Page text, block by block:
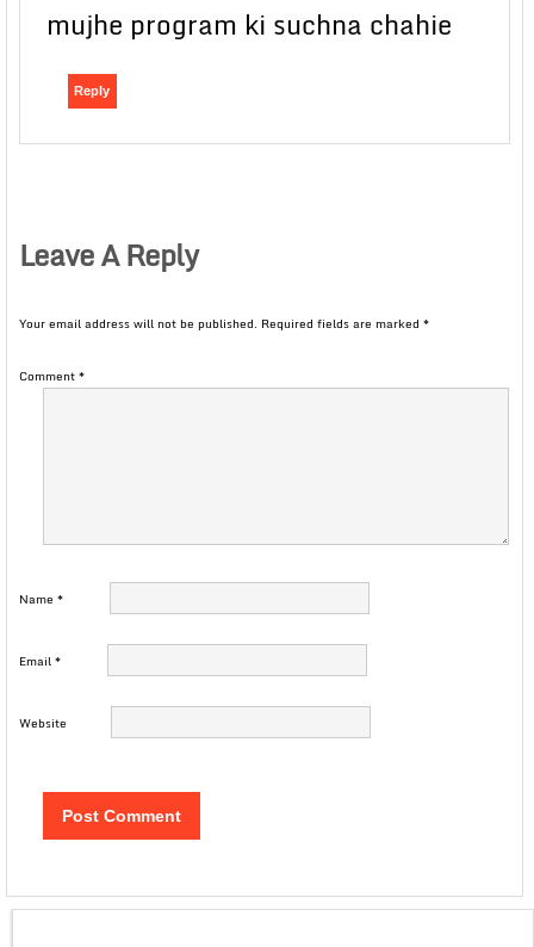
mujhe program ki suchna chahie
Reply
Leave A Reply
Your email address will not be published. Required fields are marked *
Comment*
Name *
Email*
Website